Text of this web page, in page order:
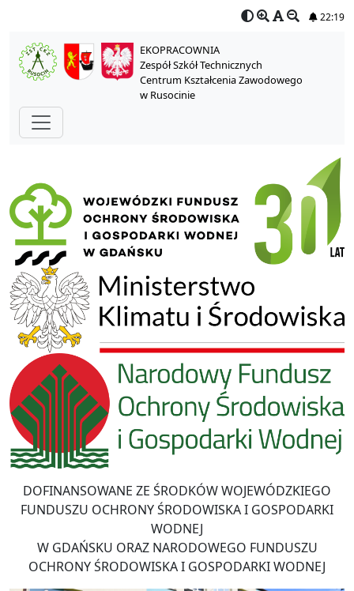
22:19
EKOPRACOWNIA
Zespół Szkół Technicznych
Centrum Kształcenia Zawodowego
w Rusocinie
DOFINANSOWANE ZE ŚRODKÓW WOJEWÓDZKIEGO
FUNDUSZU OCHRONY ŚRODOWISKA I GOSPODARKI
WODNEJ
W GDAŃSKU ORAZ NARODOWEGO FUNDUSZU
OCHRONY ŚRODOWISKA I GOSPODARKI WODNEJ